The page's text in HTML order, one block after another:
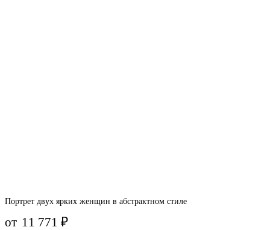
Портрет двух ярких женщин в абстрактном стиле
от 11 771₽